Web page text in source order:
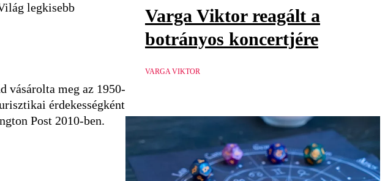
legkisebb
vásárolta meg az 1950-
érdekességként
Post 2010-ben.
Varga Viktor reagált a
botrányos koncertjére
VARGA VIKTOR